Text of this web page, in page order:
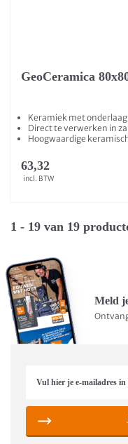
GeoCeramica
Keramiek met onderlaag
Direct te verwerken in
Hoogwaardige
63,32
incl. BTW
1 - 19 van 19
Meld